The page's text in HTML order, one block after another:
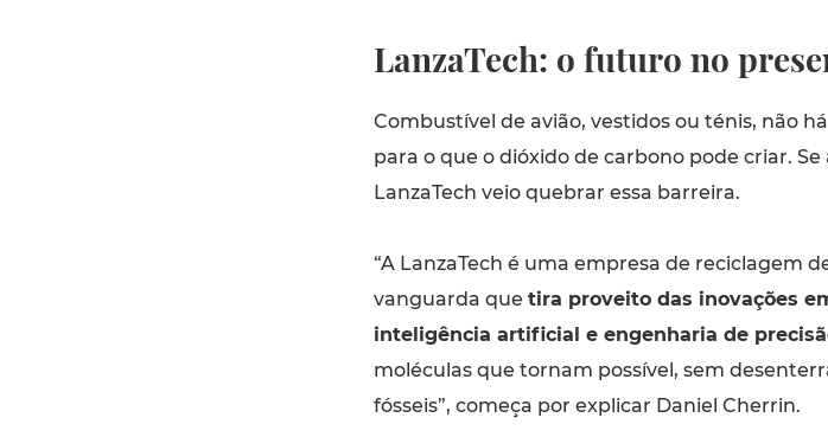
LanzaTech: o futuro no
Combustível de avião, vestidos ou ténis, não
para o que o dióxido de carbono pode criar. Se
LanzaTech veio quebrar essa barreira.
“A LanzaTech é uma empresa de reciclagem
vanguarda que tira proveito das inovações
inteligência artificial e engenharia de
moléculas que tornam possível, sem
fósseis”, começa por explicar Daniel Cherrin.